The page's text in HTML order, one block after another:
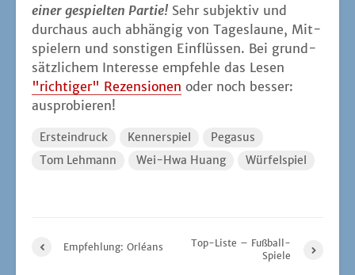
einer gespiel­ten Par­tie! Sehr sub­jek­tiv und
durch­aus auch abhän­gig von Tages­lau­ne, Mit­
spie­lern und sons­ti­gen Ein­flüs­sen. Bei grund­
sätz­li­chem Inter­es­se emp­feh­le das Lesen
"rich­ti­ger" Rezen­sio­nen oder noch bes­ser:
ausprobieren!
Ersteindruck Kennerspiel
Pegasus
Tom Lehmann
Wei-Hwa Huang Würfelspiel
Empfehlung: Orléans
Top-Liste – Fußball-
Spiele